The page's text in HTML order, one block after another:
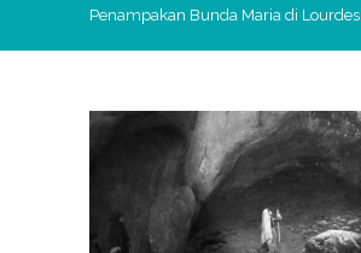
Penampakan Bunda Maria di Lourdes